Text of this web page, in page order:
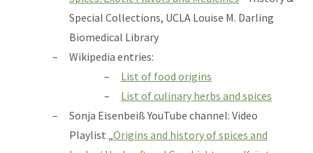
Special Collections, UCLA Louise M. Darling
Biomedical Library
Wikipedia entries:
List of food origins
List of culinary herbs and spices
Sonja Eisenbeiß YouTube channel: Video
Playlist „Origins and history of spices and